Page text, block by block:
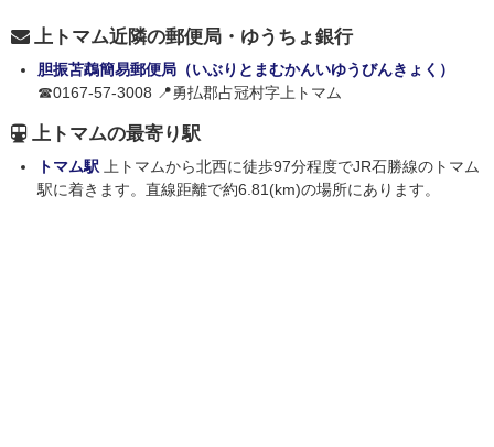
上トマム近隣の郵便局・ゆうちょ銀行
胆振苫鵡簡易郵便局（いぶりとまむかんいゆうびんきょく）
☎0167-57-3008 📍勇払郡占冠村字上トマム
上トマムの最寄り駅
トマム駅 上トマムから北西に徒歩97分程度でJR石勝線のトマム
駅に着きます。直線距離で約6.81(km)の場所にあります。